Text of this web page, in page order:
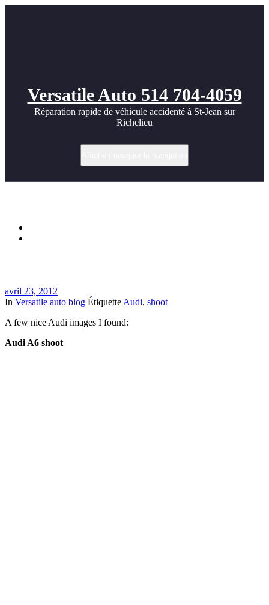
Versatile Auto 514 704-4059
Réparation rapide de véhicule accidenté à St-Jean sur
Richelieu
avril 23, 2012
In Versatile auto blog Étiquette Audi, shoot
A few nice Audi images I found:
Audi A6 shoot